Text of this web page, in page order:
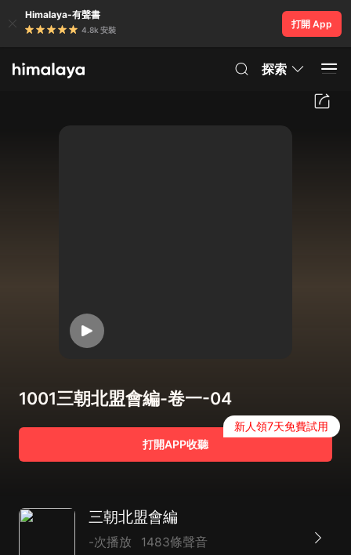
Himalaya-有聲書
4.8k 安裝
打開 App
探索
1001三朝北盟會編-卷一-04
打開APP收聽
新人領7天免費試用
三朝北盟會編
-次播放 1483條聲音